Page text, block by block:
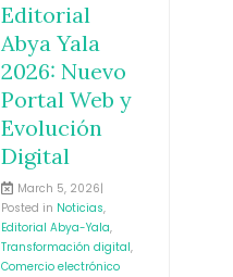
Editorial
Abya Yala
2026: Nuevo
Portal Web y
Evolución
Digital
March 5, 2026|
Posted in Noticias,
Editorial Abya-Yala,
Transformación digital,
Comercio electrónico